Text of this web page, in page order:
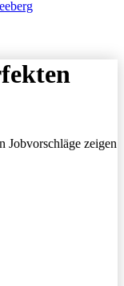
Jobvorschläge zeigen